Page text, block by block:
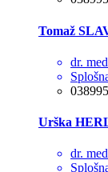
Tomaž
dr.
Urška
dr.